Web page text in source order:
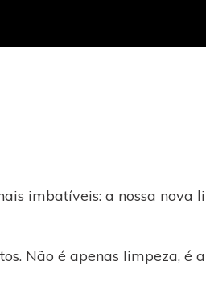
imbatíveis: a nossa nova
Não é apenas limpeza, é